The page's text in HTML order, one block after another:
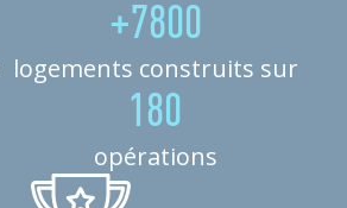
+7800
logements construits sur
180
opérations